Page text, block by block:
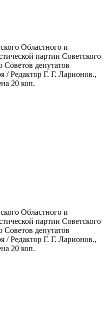
Областного и
партии Советского
Советов депутатов
/ Редактор Г. Г. Ларионов.,
20 коп.
Областного и
партии Советского
Советов депутатов
/ Редактор Г. Г. Ларионов.,
20 коп.